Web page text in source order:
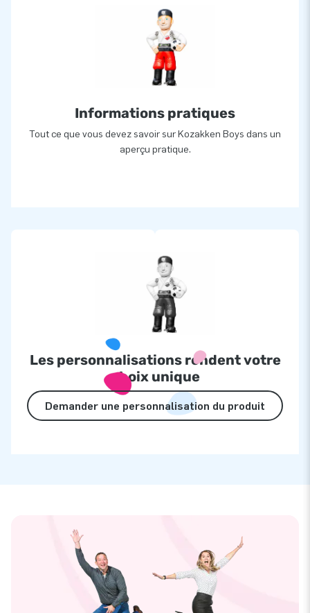
Informations pratiques
Tout ce que vous devez savoir sur Kozakken Boys dans un
aperçu pratique.
Les personnalisations rendent votre
choix unique
Demander une personnalisation du produit